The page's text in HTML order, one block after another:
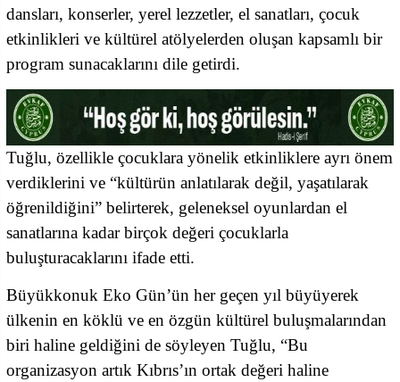
dansları, konserler, yerel lezzetler, el sanatları, çocuk
etkinlikleri ve kültürel atölyelerden oluşan kapsamlı bir
program sunacaklarını dile getirdi.
Tuğlu, özellikle çocuklara yönelik etkinliklere ayrı önem
verdiklerini ve “kültürün anlatılarak değil, yaşatılarak
öğrenildiğini” belirterek, geleneksel oyunlardan el
sanatlarına kadar birçok değeri çocuklarla
buluşturacaklarını ifade etti.
Büyükkonuk Eko Gün’ün her geçen yıl büyüyerek
ülkenin en köklü ve en özgün kültürel buluşmalarından
biri haline geldiğini de söyleyen Tuğlu, “Bu
organizasyon artık Kıbrıs’ın ortak değeri haline